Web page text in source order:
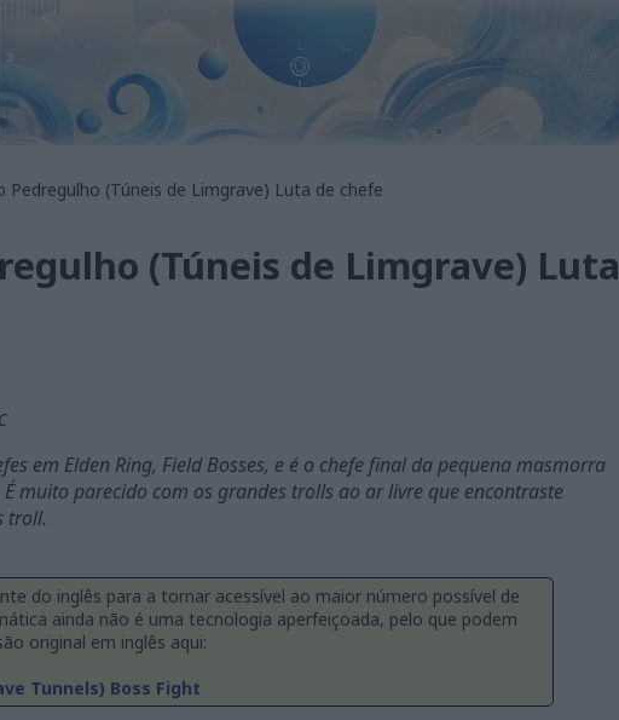
Pedregulho (Túneis de Limgrave) Luta de chefe
(Túneis de Limgrave) Luta
em Elden Ring, Field Bosses, e é o chefe final da pequena masmorra
muito parecido com os grandes trolls ao ar livre que encontraste
troll.
do inglês para a tornar acessível ao maior número possível de
ainda não é uma tecnologia aperfeiçoada, pelo que podem
original em inglês aqui:
Tunnels) Boss Fight